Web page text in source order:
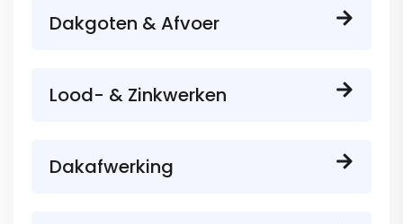
Dakgoten & Afvoer
Lood- & Zinkwerken
Dakafwerking